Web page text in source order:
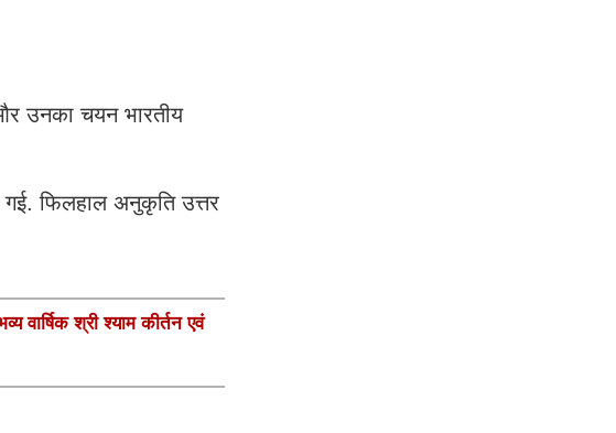
उनका चयन भारतीय
फिलहाल अनुकृति उत्तर
वार्षिक श्री श्याम कीर्तन एवं